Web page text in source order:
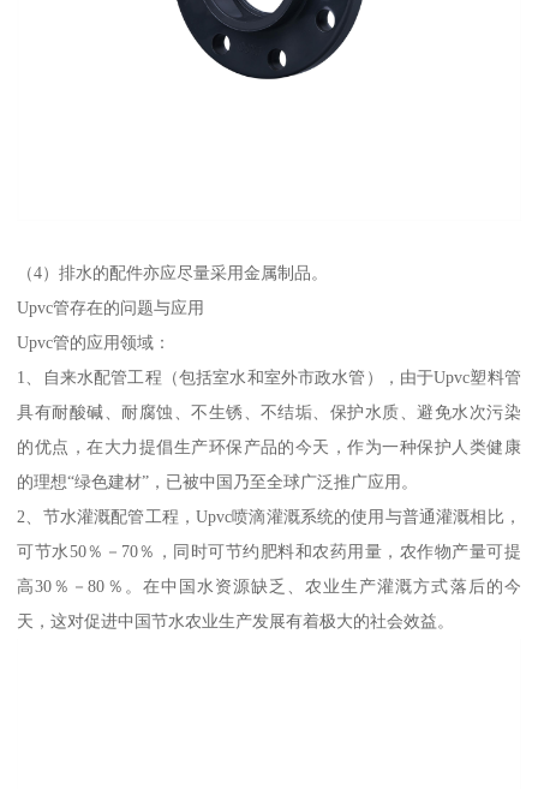
（4）排水的配件亦应尽量采用金属制品。
Upvc管存在的问题与应用
Upvc管的应用领域：
1、自来水配管工程（包括室水和室外市政水管），由于Upvc塑料管
具有耐酸碱、耐腐蚀、不生锈、不结垢、保护水质、避免水次污染
的优点，在大力提倡生产环保产品的今天，作为一种保护人类健康
的理想“绿色建材”，已被中国乃至全球广泛推广应用。
2、节水灌溉配管工程，Upvc喷滴灌溉系统的使用与普通灌溉相比，
可节水50％－70％，同时可节约肥料和农药用量，农作物产量可提
高30％－80％。在中国水资源缺乏、农业生产灌溉方式落后的今
天，这对促进中国节水农业生产发展有着极大的社会效益。